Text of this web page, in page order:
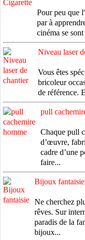
Pour peu que
par à
cinéma se
Niveau laser
Vous êtes
bricoleur
de référence.
pull
Chaque pull
d’œuvre,
cadre d’une
faire...
Bijoux fantaisie
Ne cherchez
rêves. Sur
paradis de la
bijoux...